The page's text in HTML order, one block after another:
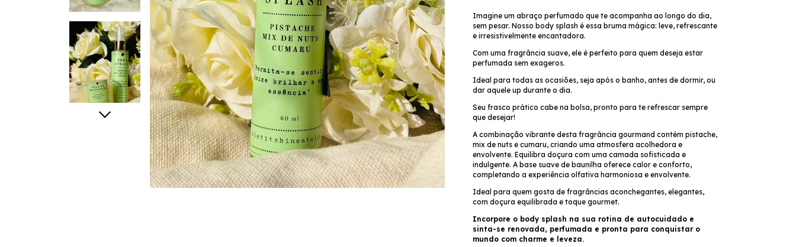
Imagine um abraço perfumado que te acompanha ao longo do dia,
sem pesar. Nosso body splash é essa bruma mágica: leve, refrescante
e irresistivelmente encantadora.
Com uma fragrância suave, ele é perfeito para quem deseja estar
perfumada sem exageros.
Ideal para todas as ocasiões, seja após o banho, antes de dormir, ou
dar aquele up durante o dia.
Seu frasco prático cabe na bolsa, pronto para te refrescar sempre
que desejar!
A combinação vibrante desta fragrância gourmand contém pistache,
mix de nuts e cumaru, criando uma atmosfera acolhedora e
envolvente. Equilibra doçura com uma camada sofisticada e
indulgente. A base suave de baunilha oferece calor e conforto,
completando a experiência olfativa harmoniosa e envolvente.
Ideal para quem gosta de fragrâncias aconchegantes, elegantes,
com doçura equilibrada e toque gourmet.
Incorpore o body splash na sua rotina de autocuidado e
sinta-se renovada, perfumada e pronta para conquistar o
mundo com charme e leveza.